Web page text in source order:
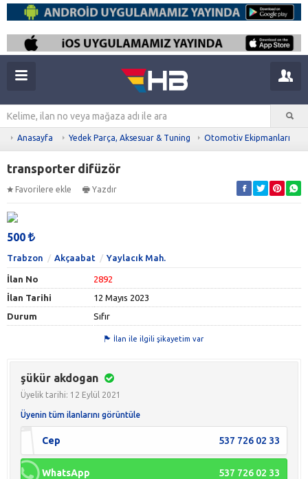
Anasayfa Yedek Parça, Aksesuar & Tuning Otomotiv Ekipmanları
transporter difüzör
Favorilere ekle Yazdır
500
Trabzon Akçaabat Yaylacık Mah.
İlan No
2892
İlan Tarihi
12 Mayıs 2023
Durum
Sıfır
İlan ile ilgili şikayetim var
şükür akdogan
Üyelik tarihi: 12 Eylül 2021
Üyenin tüm ilanlarını görüntüle
Cep 537 726 02 33
WhatsApp 537 726 02 33